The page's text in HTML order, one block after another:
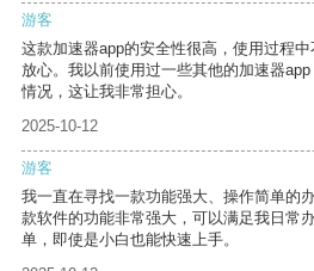
游客
这款加速器app的安全性很高，使用过程
放心。我以前使用过一些其他的加速器
情况，这让我非常担心。
2025-10-12
游客
我一直在寻找一款功能强大、操作简单的
款软件的功能非常强大，可以满足我日常
单，即使是小白也能快速上手。